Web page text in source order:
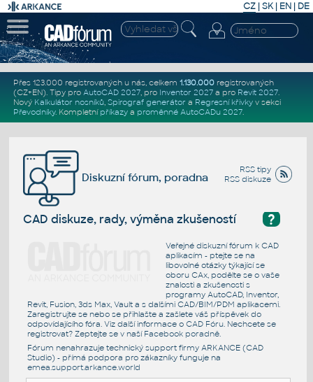
CZ | SK| EN | DE
Přes 123.000 registrovaných u nás, celkem 1.130.000registrovaných
(CZ+EN). Tipy pro AutoCAD 2027, pro Inventor 2027a pro Revit 2027.
Nový Kalkulátor nosníků, Spirograf generátor a Regresní křivkyv sekci
Převodníky. Kompletní příkazya proměnné AutoCADu 2027.
RSS tipy
RSS diskuze
Diskuzní fórum, poradna
?
CAD diskuze, rady, výměna zkušeností
Veřejné diskuzní fórum k CAD
aplikacím - ptejte se na
libovolné otázky týkající se
oboru CAx, podělte se o vaše
znalosti a zkušenosti s
programy AutoCAD, Inventor,
Revit, Fusion, 3ds Max, Vault a s dalšími CAD/BIM/PDM aplikacemi.
Zaregistrujte se nebo se přihlašte a zašlete váš příspěvek do
odpovídajícího fóra. Viz další informace o CAD Fóru. Nechcete se
registrovat? Zeptejte se v naší Facebook poradně.
Fórum nenahrazuje technický support firmy ARKANCE (CAD
Studio) - přímá podpora pro zákazníky funguje na
emea.support.arkance.world